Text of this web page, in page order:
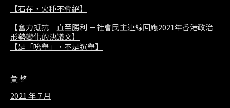
【石在，火種不會絕】
【奮力抵抗 直至勝利 －社會民主連線回應2021年香港政治
形勢變化的決議文】
【是「吮舉」，不是選舉】
彙整
2021 年 7 月